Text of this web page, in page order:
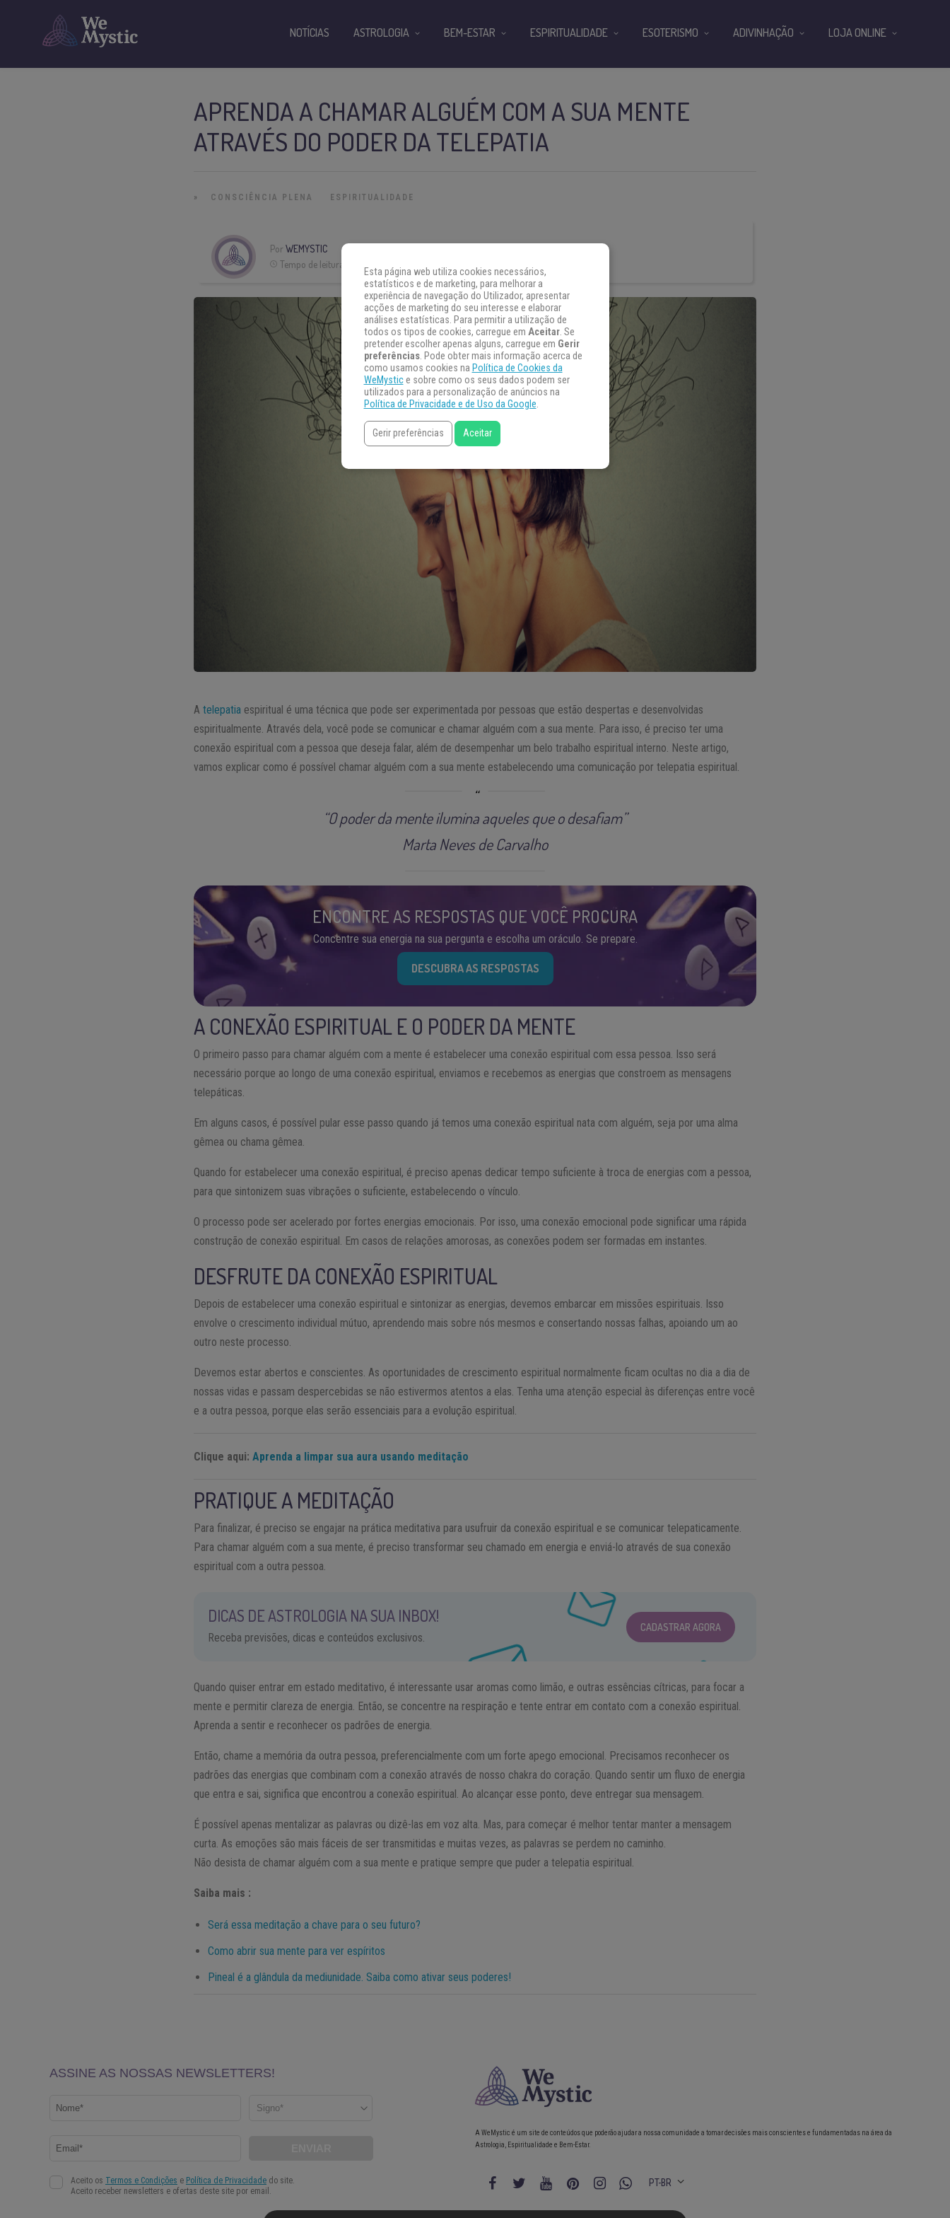
APRENDA A CHAMAR ALGUÉM COM A SUA MENTE
ATRAVÉS DO PODER DA TELEPATIA
» CONSCIÊNCIA PLENA ESPIRITUALIDADE
PorWEMYSTIC
Tempo de leitura:
Atelepatia espiritual é uma técnica que pode ser experimentada por pessoas que estão despertas e desenvolvidas
espiritualmente. Através dela, você pode se comunicar e chamar alguém com a sua mente. Para isso, é preciso ter uma
conexão espiritual com a pessoa que deseja falar, além de desempenhar um belo trabalho espiritual interno. Neste artigo,
vamos explicar como é possível chamar alguém com a sua mente estabelecendo uma comunicação por telepatia espiritual.
“O poder da mente ilumina aqueles que o desafiam”
Marta Neves de Carvalho
ENCONTRE AS RESPOSTAS QUE VOCÊ PROCURA
Concentre sua energia na sua pergunta e escolha um oráculo. Se prepare.
DESCUBRA AS RESPOSTAS
A CONEXÃO ESPIRITUAL E O PODER DA MENTE
O primeiro passo para chamar alguém com a mente é estabelecer uma conexão espiritual com essa pessoa. Isso será
necessário porque ao longo de uma conexão espiritual, enviamos e recebemos as energias que constroem as mensagens
telepáticas.
Em alguns casos, é possível pular esse passo quando já temos uma conexão espiritual nata com alguém, seja por uma alma
gêmea ou chama gêmea.
Quando for estabelecer uma conexão espiritual, é preciso apenas dedicar tempo suficiente à troca de energias com a pessoa,
para que sintonizem suas vibrações o suficiente, estabelecendo o vínculo.
O processo pode ser acelerado por fortes energias emocionais. Por isso, uma conexão emocional pode significar uma rápida
construção de conexão espiritual. Em casos de relações amorosas, as conexões podem ser formadas em instantes.
DESFRUTE DA CONEXÃO ESPIRITUAL
Depois de estabelecer uma conexão espiritual e sintonizar as energias, devemos embarcar em missões espirituais. Isso
envolve o crescimento individual mútuo, aprendendo mais sobre nós mesmos e consertando nossas falhas, apoiando um ao
outro neste processo.
Devemos estar abertos e conscientes. As oportunidades de crescimento espiritual normalmente ficam ocultas no dia a dia de
nossas vidas e passam despercebidas se não estivermos atentos a elas. Tenha uma atenção especial às diferenças entre você
e a outra pessoa, porque elas serão essenciais para a evolução espiritual.
Clique aqui:Aprenda a limpar sua aura usando meditação
PRATIQUE A MEDITAÇÃO
Para finalizar, é preciso se engajar na prática meditativa para usufruir da conexão espiritual e se comunicar telepaticamente.
Para chamar alguém com a sua mente, é preciso transformar seu chamado em energia e enviá-lo através de sua conexão
espiritual com a outra pessoa.
DICAS DE ASTROLOGIA NA SUA INBOX!
Receba previsões, dicas e conteúdos exclusivos.
CADASTRAR AGORA
Quando quiser entrar em estado meditativo, é interessante usar aromas como limão, e outras essências cítricas, para focar a
mente e permitir clareza de energia. Então, se concentre na respiração e tente entrar em contato com a conexão espiritual.
Aprenda a sentir e reconhecer os padrões de energia.
Então, chame a memória da outra pessoa, preferencialmente com um forte apego emocional. Precisamos reconhecer os
padrões das energias que combinam com a conexão através de nosso chakra do coração. Quando sentir um fluxo de energia
que entra e sai, significa que encontrou a conexão espiritual. Ao alcançar esse ponto, deve entregar sua mensagem.
É possível apenas mentalizar as palavras ou dizê-las em voz alta. Mas, para começar é melhor tentar manter a mensagem
curta. As emoções são mais fáceis de ser transmitidas e muitas vezes, as palavras se perdem no caminho.
Não desista de chamar alguém com a sua mente e pratique sempre que puder a telepatia espiritual.
Saiba mais :
Será essa meditação a chave para o seu futuro?
Como abrir sua mente para ver espíritos
Pineal é a glândula da mediunidade. Saiba como ativar seus poderes!
NOTÍCIAS ASTROLOGIA BEM-ESTAR ESPIRITUALIDADE ESOTERISMO ADIVINHAÇÃO LOJA ONLINE
A WeMystic é um site de conteúdos que poderão ajudar a nossa comunidade a tomar decisões mais conscientes e fundamentadas na área da
Astrologia, Espiritualidade e Bem-Estar.
PT-BR
Esta página web utiliza cookies necessários,
estatísticos e de marketing, para melhorar a
experiência de navegação do Utilizador, apresentar
acções de marketing do seu interesse e elaborar
análises estatísticas. Para permitir a utilização de
todos os tipos de cookies, carregue em Aceitar. Se
pretender escolher apenas alguns, carregue em Gerir
preferências. Pode obter mais informação acerca de
como usamos cookies na Política de Cookies da
WeMystice sobre como os seus dados podem ser
utilizados para a personalização de anúncios na
Política de Privacidade e de Uso da Google.
Gerir preferências Aceitar